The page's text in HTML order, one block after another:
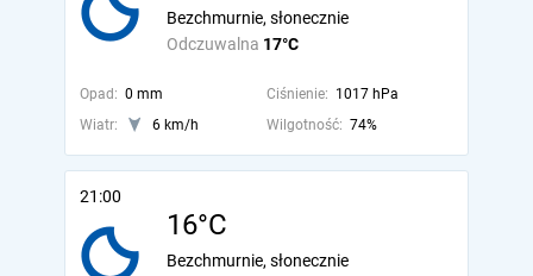
Odczuwalna 17°C
Bezchmurnie, słonecznie
Opad: 0 mm Ciśnienie: 1017 hPa
Wiatr:
6 km/h Wilgotność: 74%
21:00
16°C
Bezchmurnie, słonecznie